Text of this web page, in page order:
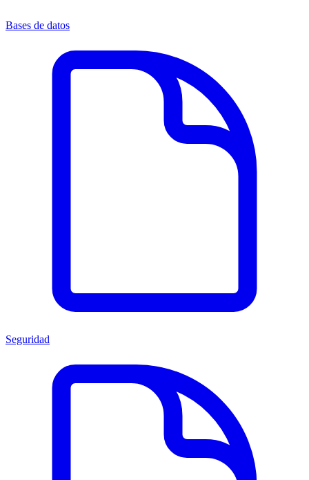
Bases de datos
Seguridad